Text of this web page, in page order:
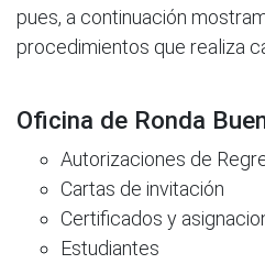
pues, a continuación
procedimientos que realiza
Oficina de Ronda
Autorizaciones de
Cartas de invitación
Certificados y
Estudiantes